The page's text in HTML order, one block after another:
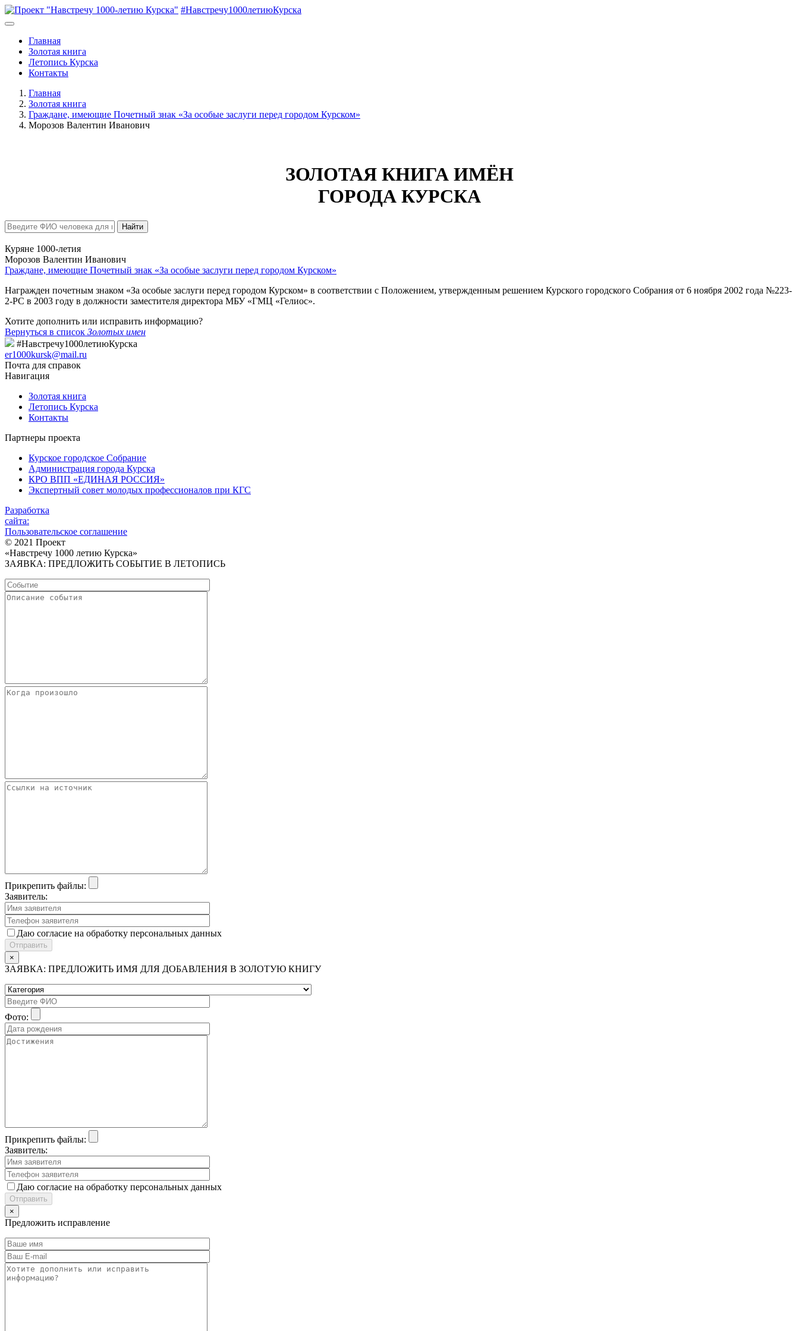
#Навстречу1000летиюКурска
Главная
Золотая книга
Летопись Курска
Контакты
Главная
Золотая книга
Граждане, имеющие Почетный знак «За особые заслуги перед городом Курском»
Морозов Валентин Иванович
ЗОЛОТАЯ КНИГА ИМЁН
ГОРОДА КУРСКА
Найти
Куряне 1000-летия
Морозов Валентин Иванович
Граждане, имеющие Почетный знак «За особые заслуги перед городом Курском»
Награжден почетным знаком «За особые заслуги перед городом Курском» в соответствии с Положением, утвержденным решением Курского городского Собрания от 6 ноября 2002 года №223-
2-РС в 2003 году в должности заместителя директора МБУ «ГМЦ «Гелиос».
Хотите дополнить или исправить информацию?
Вернуться в список Золотых имен
#Навстречу1000летиюКурска
er1000kursk@mail.ru
Почта для справок
Навигация
Золотая книга
Летопись Курска
Контакты
Партнеры проекта
Курское городское Собрание
Администрация города Курска
КРО ВПП «ЕДИНАЯ РОССИЯ»
Экспертный совет молодых профессионалов при КГС
Разработка
сайта:
Пользовательское соглашение
© 2021 Проект
«Навстречу 1000 летию Курска»
ЗАЯВКА: ПРЕДЛОЖИТЬ СОБЫТИЕ В ЛЕТОПИСЬ
Прикрепить файлы:
Заявитель:
Даю согласие на обработку персональных данных
×
ЗАЯВКА: ПРЕДЛОЖИТЬ ИМЯ ДЛЯ ДОБАВЛЕНИЯ В ЗОЛОТУЮ КНИГУ
Фото:
Прикрепить файлы:
Заявитель:
Даю согласие на обработку персональных данных
×
Предложить исправление